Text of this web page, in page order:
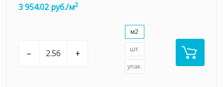
3 954.02 руб./м2
– +
м2
шт.
упак.